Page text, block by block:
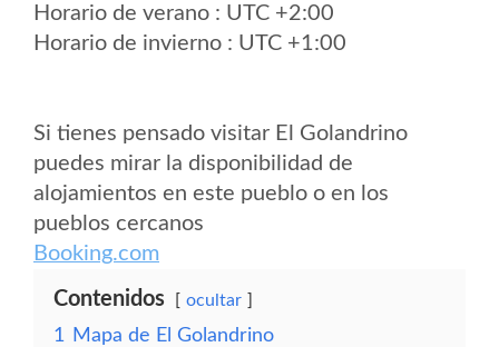
Horario de verano : UTC +2:00
Horario de invierno : UTC +1:00
Si tienes pensado visitar El Golandrino
puedes mirar la disponibilidad de
alojamientos en este pueblo o en los
pueblos cercanos
Booking.com
Contenidos ocultar
1
Mapa de El Golandrino